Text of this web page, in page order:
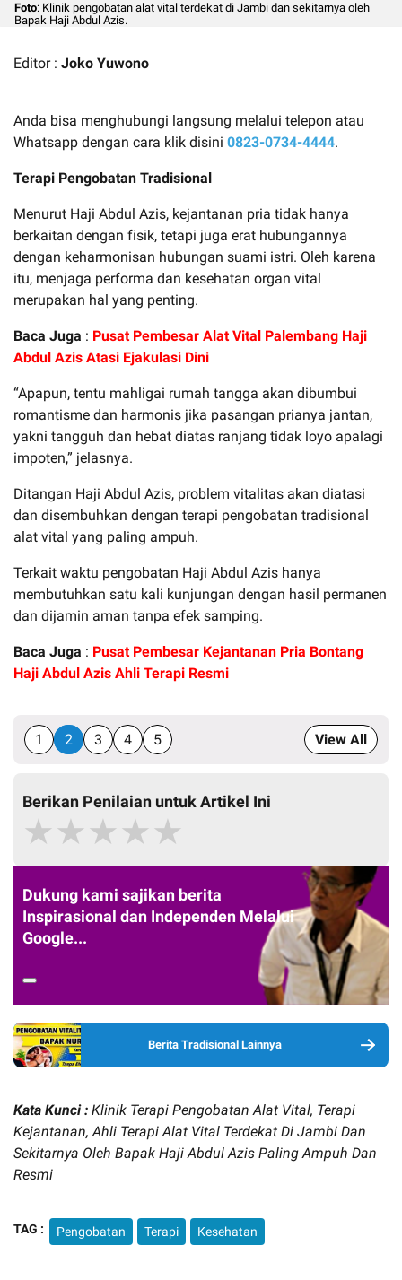
Foto: Klinik pengobatan alat vital terdekat di Jambi dan sekitarnya oleh
Bapak Haji Abdul Azis.
Editor : Joko Yuwono
Anda bisa menghubungi langsung melalui telepon atau
Whatsapp dengan cara klik disini 0823-0734-4444.
Terapi Pengobatan Tradisional
Menurut Haji Abdul Azis, kejantanan pria tidak hanya
berkaitan dengan fisik, tetapi juga erat hubungannya
dengan keharmonisan hubungan suami istri. Oleh karena
itu, menjaga performa dan kesehatan organ vital
merupakan hal yang penting.
Baca Juga : Pusat Pembesar Alat Vital Palembang Haji
Abdul Azis Atasi Ejakulasi Dini
“Apapun, tentu mahligai rumah tangga akan dibumbui
romantisme dan harmonis jika pasangan prianya jantan,
yakni tangguh dan hebat diatas ranjang tidak loyo apalagi
impoten,” jelasnya.
Ditangan Haji Abdul Azis, problem vitalitas akan diatasi
dan disembuhkan dengan terapi pengobatan tradisional
alat vital yang paling ampuh.
Terkait waktu pengobatan Haji Abdul Azis hanya
membutuhkan satu kali kunjungan dengan hasil permanen
dan dijamin aman tanpa efek samping.
Baca Juga : Pusat Pembesar Kejantanan Pria Bontang
Haji Abdul Azis Ahli Terapi Resmi
1 2 3 4 5 View All
Berikan Penilaian untuk Artikel Ini
★★★★★
Dukung kami sajikan berita
Inspirasional dan Independen Melalui
Google...
Berita Tradisional Lainnya
Kata Kunci : Klinik Terapi Pengobatan Alat Vital, Terapi
Kejantanan, Ahli Terapi Alat Vital Terdekat Di Jambi Dan
Sekitarnya Oleh Bapak Haji Abdul Azis Paling Ampuh Dan
Resmi
TAG : Pengobatan Terapi Kesehatan